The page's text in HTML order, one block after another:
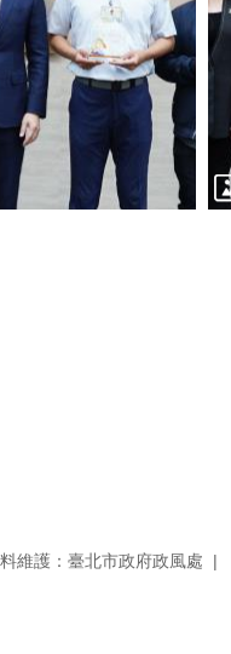
維護：臺北市政府政風處